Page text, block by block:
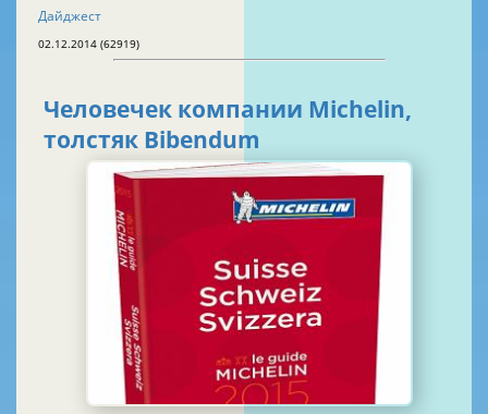
Дайджест
02.12.2014 (62919)
Человечек компании Michelin,
толстяк Bibendum